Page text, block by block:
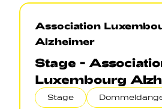
Association
Alzheimer
Stage -
Luxembourg
Stage